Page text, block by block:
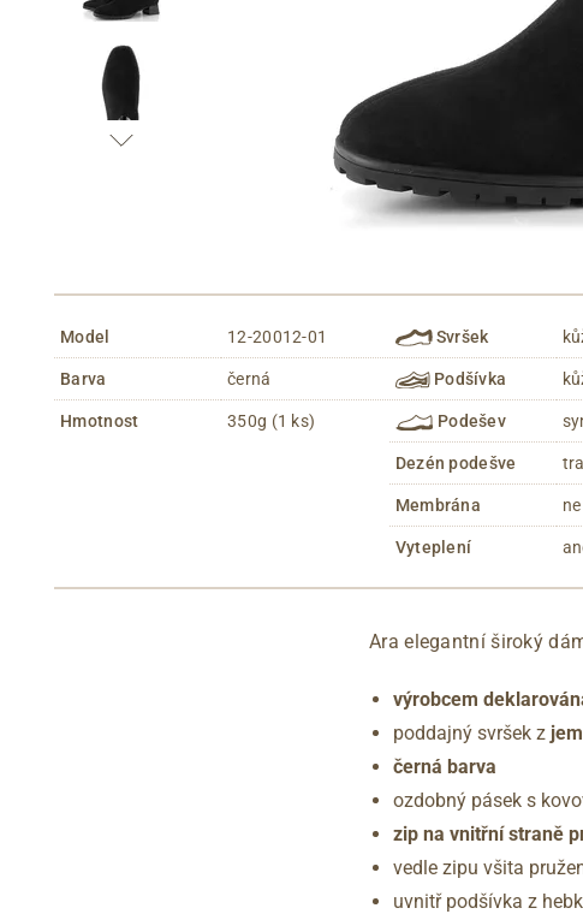
Model 12-20012-01
Barva černá
Hmotnost 350g (1 ks)
Svršek
Podšívka
Podešev
Dezén podešve
Membrána ne
Vyteplení
Ara elegantní široký
výrobcem
poddajný svršek z
černá barva
ozdobný pásek s
zip na vnitřní straně
vedle zipu všita
uvnitř podšívka z